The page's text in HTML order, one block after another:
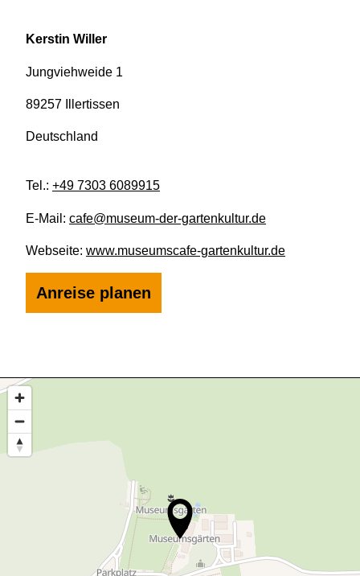
Kerstin Willer
Jungviehweide 1
89257 Illertissen
Deutschland
Tel.: +49 7303 6089915
E-Mail: cafe@museum-der-gartenkultur.de
Webseite: www.museumscafe-gartenkultur.de
Anreise planen